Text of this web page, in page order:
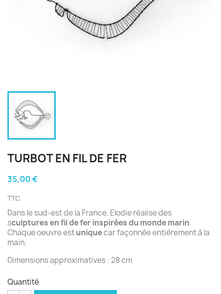
TURBOT EN FIL DE FER
35,00 €
TTC
Dans le sud-est de la France, Elodie réalise des
sculptures en fil de fer inspirées du monde marin.
Chaque oeuvre estuniquecar façonnée entièrement à la
main.
Dimensions approximatives : 28 cm
Quantité